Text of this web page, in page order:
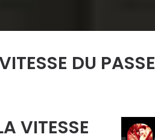
DU PASSE
VITESSE